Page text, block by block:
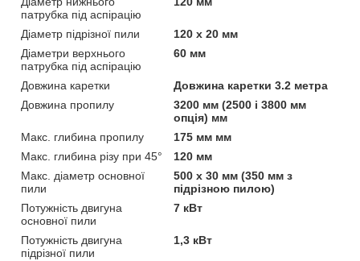
патрубка під аспірацію
Діаметр підрізної пили
120 x 20 мм
Діаметри верхнього
патрубка під аспірацію
60 мм
Довжина каретки
Довжина каретки 3.2 метра
Довжина пропилу
3200 мм (2500 і 3800 мм
опція) мм
Макс. глибина пропилу
175 мм мм
Макс. глибина різу при 45°
120 мм
Макс. діаметр основної
пили
500 x 30 мм (350 мм з
підрізною пилою)
Потужність двигуна
основної пили
7 кВт
Потужність двигуна
підрізної пили
1,3 кВт